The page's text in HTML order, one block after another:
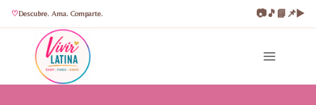
Descubre. Ama. Comparte. 📷🎵📘📌▶️
contenido